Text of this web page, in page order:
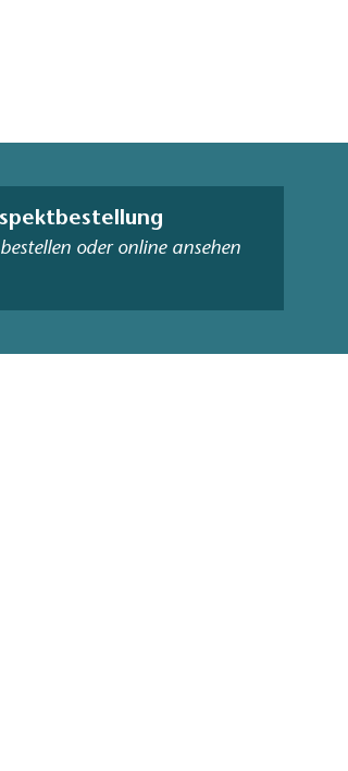
oder online ansehen